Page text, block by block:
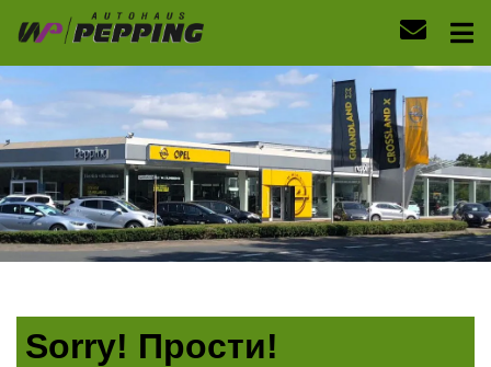
Sorry! Прости!